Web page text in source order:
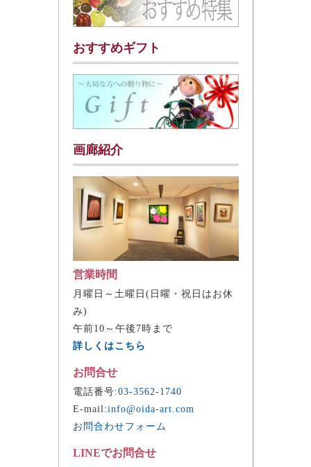
おすすめギフト
画廊紹介
営業時間
月曜日～土曜日(日曜・祝日はお休
み)
午前10～午後7時まで
詳しくはこちら
お問合せ
電話番号:03-3562-1740
E-mail:info@oida-art.com
お問合わせフォーム
LINEでお問合せ